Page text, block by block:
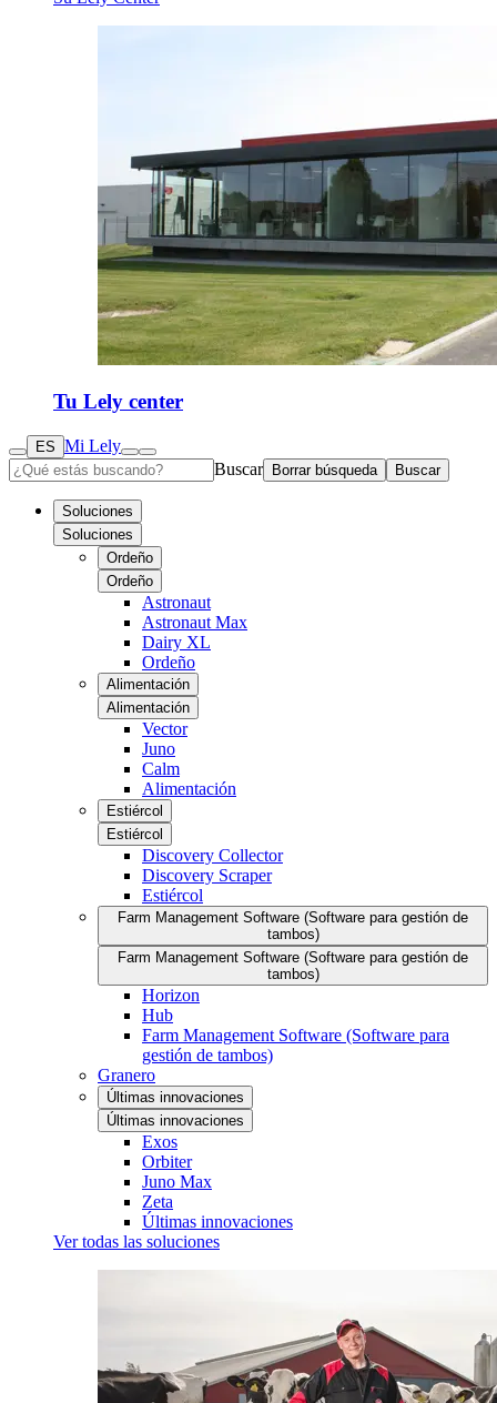
Tu Lely center
ES Mi Lely
Buscar
Borrar búsqueda Buscar
Soluciones
Soluciones
Ordeño
Ordeño
Astronaut
Astronaut Max
Dairy XL
Ordeño
Alimentación
Alimentación
Vector
Juno
Calm
Alimentación
Estiércol
Estiércol
Discovery Collector
Discovery Scraper
Estiércol
Farm Management Software (Software para gestión de
tambos)
Farm Management Software (Software para gestión de
tambos)
Horizon
Hub
Farm Management Software (Software para
gestión de tambos)
Granero
Últimas innovaciones
Últimas innovaciones
Exos
Orbiter
Juno Max
Zeta
Últimas innovaciones
Ver todas las soluciones